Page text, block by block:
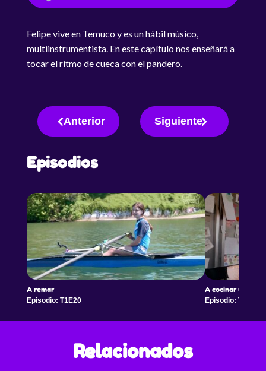
Felipe vive en Temuco y es un hábil músico,
multiinstrumentista. En este capítulo nos enseñará a
tocar el ritmo de cueca con el pandero.
Anterior Siguiente
Episodios
A remar
Episodio: T1E20
A cocinar un
Episodio: T1E21
Relacionados